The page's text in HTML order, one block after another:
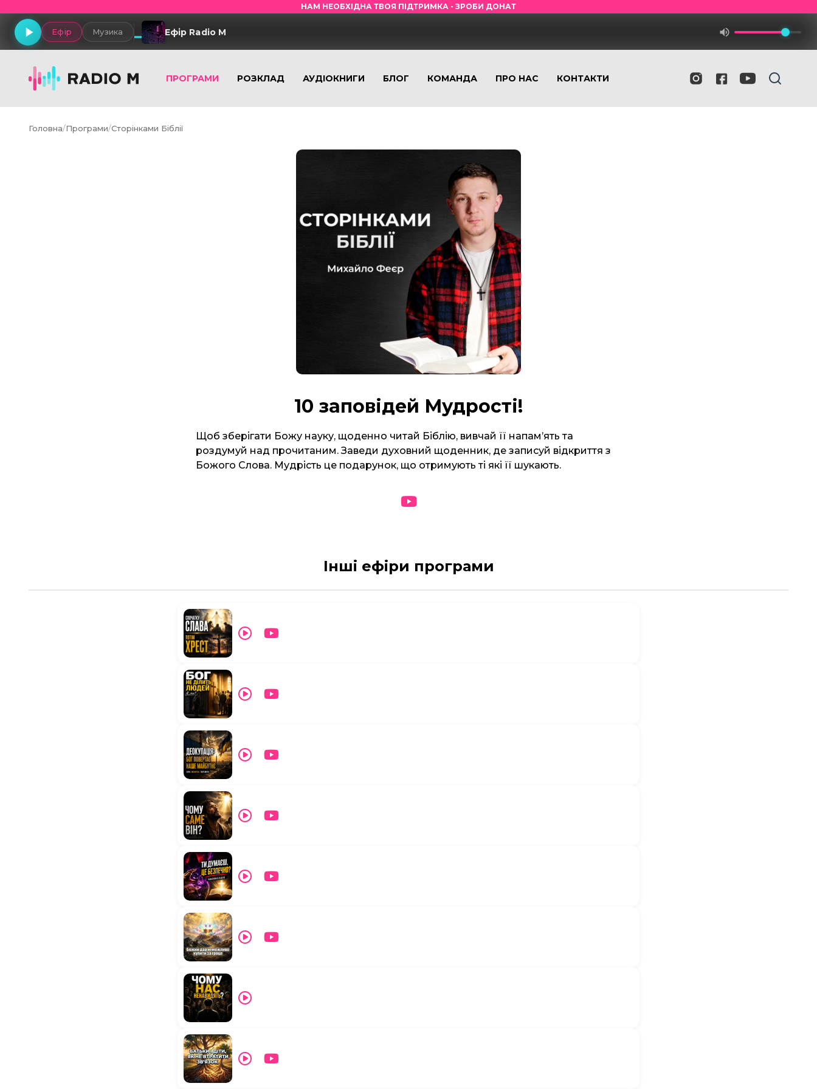
НАМ НЕОБХІДНА ТВОЯ ПІДТРИМКА - ЗРОБИ ДОНАТ
Ефір Музика Ефір Radio M
ПРОГРАМИ РОЗКЛАД АУДІОКНИГИ БЛОГ КОМАНДА ПРО НАС КОНТАКТИ
Головна/Програми/Сторінками Біблії
10 заповідей Мудрості!
Щоб зберігати Божу науку, щоденно читай Біблію, вивчай її напам’ять та
роздумуй над прочитаним. Заведи духовний щоденник, де записуй відкриття з
Божого Слова. Мудрість це подарунок, що отримують ті які її шукають.
Інші ефіри програми